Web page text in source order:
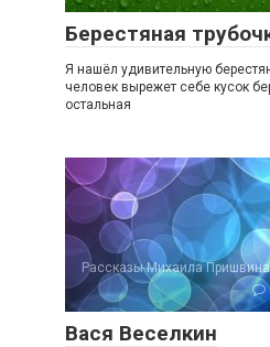
Берестяная
Я нашёл удивительную
человек вырежет себе кусок
остальная
Рассказы Михаила Пришвина
Вася Веселкин